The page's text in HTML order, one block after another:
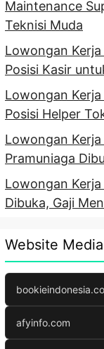
Maintenance
Teknisi Muda
Lowongan
Posisi Kasir
Lowongan
Posisi Helper
Lowongan
Pramuniaga
Lowongan
Dibuka, Gaji
Website
afyinfo.com